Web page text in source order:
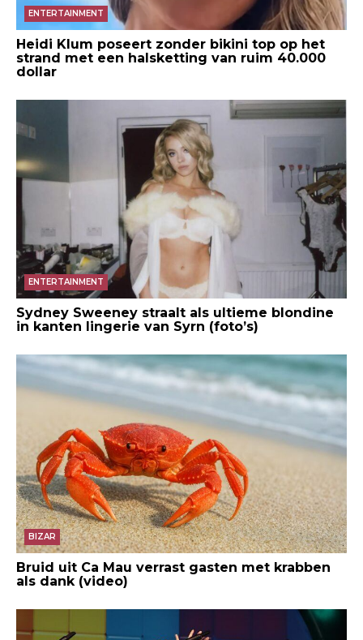
ENTERTAINMENT
Heidi Klum poseert zonder bikini top op het
strand met een halsketting van ruim 40.000
dollar
ENTERTAINMENT
Sydney Sweeney straalt als ultieme blondine
in kanten lingerie van Syrn (foto’s)
BIZAR
Bruid uit Ca Mau verrast gasten met krabben
als dank (video)